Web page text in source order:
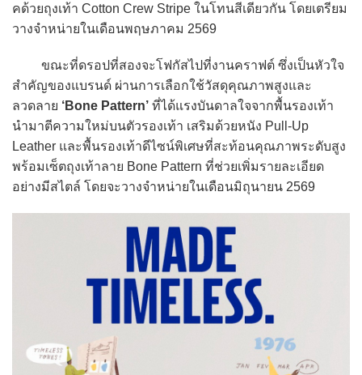
คด้วยถุงเท้า Cotton Crew Stripe ในโทนสีเดียวกัน โดยเตรียม
วางจำหน่ายในเดือนพฤษภาคม 2569
ขณะที่ดรอปที่สองจะโฟกัสไปที่งานคราฟต์ ซึ่งเป็นหัวใจ
สำคัญของแบรนด์ ผ่านการเลือกใช้วัสดุคุณภาพสูงและ
ลวดลาย ‘Bone Pattern’ ที่ได้แรงบันดาลใจจากพื้นรองเท้า
นำมาตีความใหม่บนตัวรองเท้า เสริมด้วยหนัง Pull-Up
Leather และพื้นรองเท้าดีไซน์พิเศษที่สะท้อนคุณภาพระดับสูง
พร้อมเซ็ตถุงเท้าลาย Bone Pattern ที่ช่วยเพิ่มรายละเอียด
อย่างมีสไตล์ โดยจะวางจำหน่ายในเดือนมิถุนายน 2569